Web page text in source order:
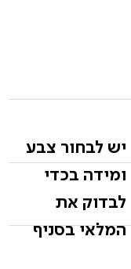
יש לבחור צבע
ומידה בכדי
לבדוק את
המלאי בסניף